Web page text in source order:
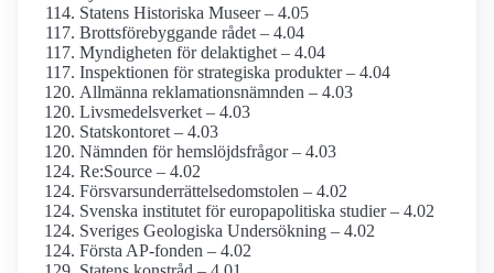
Statens Historiska Museer – 4.05
Brotts­förebyggande rådet – 4.04
Myndigheten för delaktighet – 4.04
Inspektionen för strategiska produkter – 4.04
Allmänna reklamations­nämnden – 4.03
Livsmedels­verket – 4.03
Statskontoret – 4.03
Nämnden för hemslöjds­frågor – 4.03
Re:Source – 4.02
Försvars­underrättelse­domstolen – 4.02
Svenska institutet för europa­politiska studier – 4.02
Sveriges Geologiska Undersökning – 4.02
Första AP-fonden – 4.02